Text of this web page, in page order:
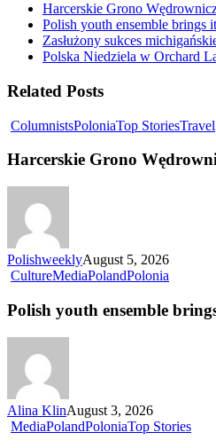
Harcerskie Grono
Polish youth ensemble brings
Zasłużony sukces
Polska Niedziela w Orchard
Related Posts
ColumnistsPoloniaTop StoriesTravel
Harcerskie Grono
PolishweeklyAugust 5, 2026
CultureMediaPolandPolonia
Polish youth ensemble
Alina KlinAugust 3, 2026
MediaPolandPoloniaTop Stories